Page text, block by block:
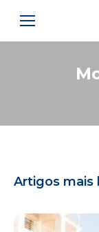
Artigos mais